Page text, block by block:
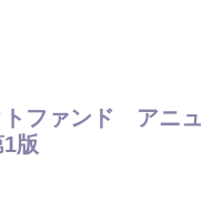
ファンド アニュ
版